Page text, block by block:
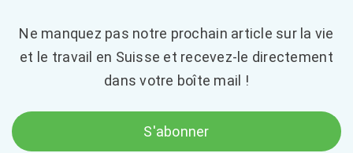
Ne manquez pas notre prochain article sur la vie
et le travail en Suisse et recevez-le directement
dans votre boîte mail !
S'abonner